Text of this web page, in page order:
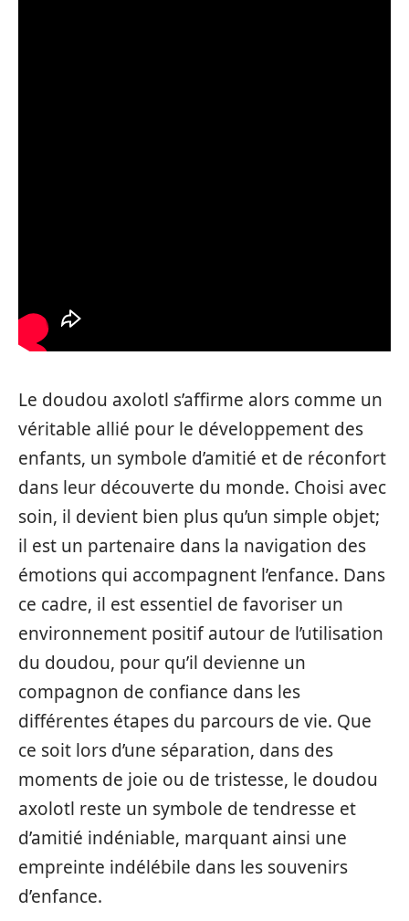
Le doudou axolotl s’affirme alors comme un
véritable allié pour le développement des
enfants, un symbole d’amitié et de réconfort
dans leur découverte du monde. Choisi avec
soin, il devient bien plus qu’un simple objet;
il est un partenaire dans la navigation des
émotions qui accompagnent l’enfance. Dans
ce cadre, il est essentiel de favoriser un
environnement positif autour de l’utilisation
du doudou, pour qu’il devienne un
compagnon de confiance dans les
différentes étapes du parcours de vie. Que
ce soit lors d’une séparation, dans des
moments de joie ou de tristesse, le doudou
axolotl reste un symbole de tendresse et
d’amitié indéniable, marquant ainsi une
empreinte indélébile dans les souvenirs
d’enfance.